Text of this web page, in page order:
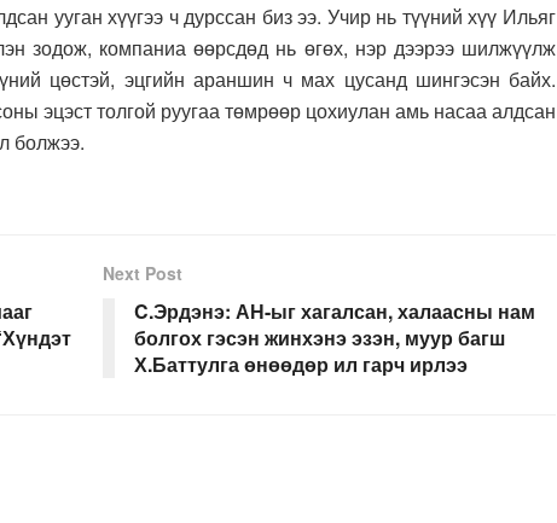
ууган хүүгээ ч дурссан биз ээ. Учир нь түүний хүү Ильяг
зодож, компаниа өөрсдөд нь өгөх, нэр дээрээ шилжүүлж
цөстэй, эцгийн араншин ч мах цусанд шингэсэн байх.
эцэст толгой руугаа төмрөөр цохиулан амь насаа алдсан
болжээ.
Next Post
C.Эрдэнэ: АН-ыг хагалсан, халаасны нам
болгох гэсэн жинхэнэ эзэн, муур багш
Х.Баттулга өнөөдөр ил гарч ирлээ